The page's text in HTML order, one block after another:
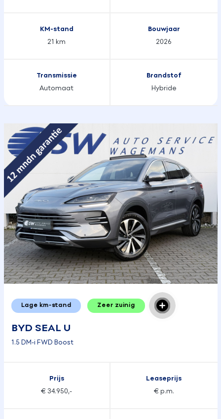
KM-stand
21 km
Bouwjaar
2026
Transmissie
Automaat
Brandstof
Hybride
Lage km-stand Zeer zuinig
BYD SEAL U
1.5 DM-i FWD Boost
Prijs
€ 34.950,-
Leaseprijs
€ p.m.